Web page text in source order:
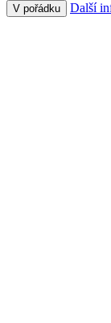
V pořádku Další